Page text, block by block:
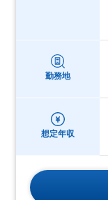
勤務地
想定年収